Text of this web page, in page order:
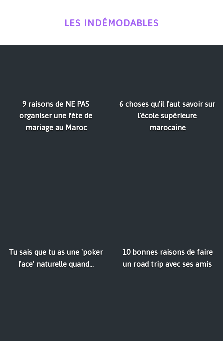
LES INDÉMODABLES
9 raisons de NE PAS
organiser une fête de
mariage au Maroc
6 choses qu'il faut savoir sur
l'école supérieure
marocaine
Tu sais que tu as une 'poker
face' naturelle quand...
10 bonnes raisons de faire
un road trip avec ses amis